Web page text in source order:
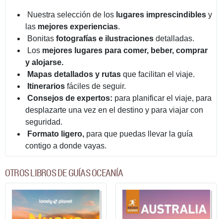
Nuestra selección de los lugares imprescindibles y
las mejores experiencias.
Bonitas fotografías e ilustraciones detalladas.
Los mejores lugares para comer, beber, comprar
y alojarse.
Mapas detallados y rutas que facilitan el viaje.
Itinerarios fáciles de seguir.
Consejos de expertos: para planificar el viaje, para
desplazarte una vez en el destino y para viajar con
seguridad.
Formato ligero, para que puedas llevar la guía
contigo a donde vayas.
OTROS LIBROS DE GUÍAS OCEANÍA